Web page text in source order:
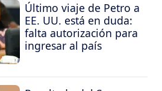
Último viaje de Petro a
EE. UU. está en duda:
falta autorización para
ingresar al país